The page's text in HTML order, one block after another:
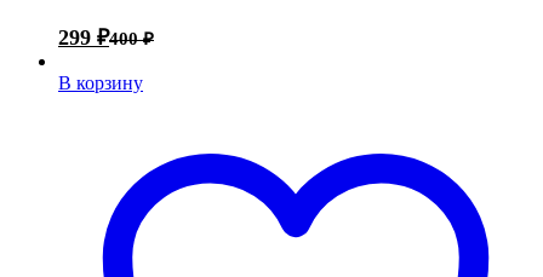
299 ₽400₽
В корзину